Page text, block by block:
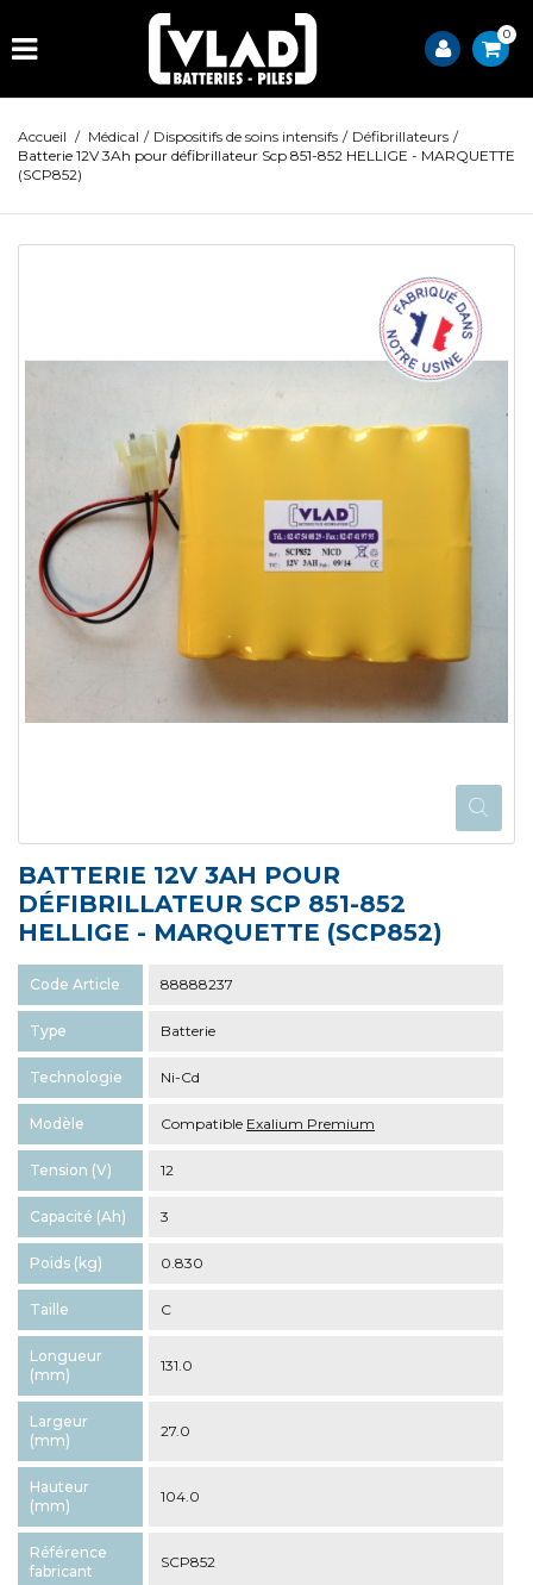
0
Accueil / Médical / Dispositifs de soins intensifs / Défibrillateurs /
Batterie 12V 3Ah pour défibrillateur Scp 851-852 HELLIGE - MARQUETTE
(SCP852)
BATTERIE 12V 3AH POUR
DÉFIBRILLATEUR SCP 851-852
HELLIGE - MARQUETTE (SCP852)
Code Article 88888237
Type Batterie
Technologie Ni-Cd
Modèle Compatible Exalium Premium
Tension (V) 12
Capacité (Ah) 3
Poids (kg) 0.830
Taille C
Longueur
(mm)
131.0
Largeur
(mm)
27.0
Hauteur
(mm)
104.0
Référence
fabricant
SCP852